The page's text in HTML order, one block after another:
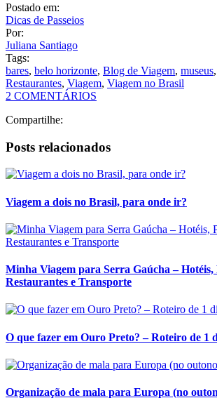
Compartilhe:
Posts relacionados
Viagem a dois no Brasil, para onde ir?
Restaurantes e Transporte
O que fazer em Ouro Preto? – Roteiro de 1
Organização de mala para Europa (no